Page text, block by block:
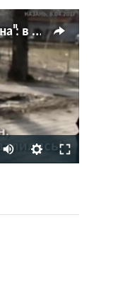
"Наш дурдом голосует за Путина": в Казани прошел арт-пикет "Открытой России"